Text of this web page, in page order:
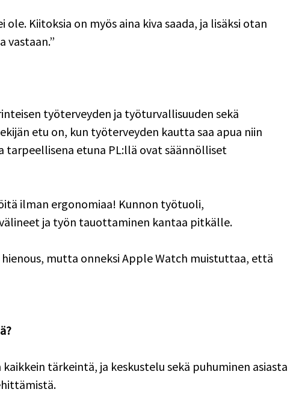
Kiitoksia on myös aina kiva saada, ja lisäksi otan
vastaan.”
työterveyden ja työturvallisuuden sekä
etu on, kun työterveyden kautta saa apua niin
tarpeellisena etuna PL:llä ovat säännölliset
ilman ergonomiaa! Kunnon työtuoli,
ja työn tauottaminen kantaa pitkälle.
mutta onneksi Apple Watch muistuttaa, että
tärkeintä, ja keskustelu sekä puhuminen asiasta